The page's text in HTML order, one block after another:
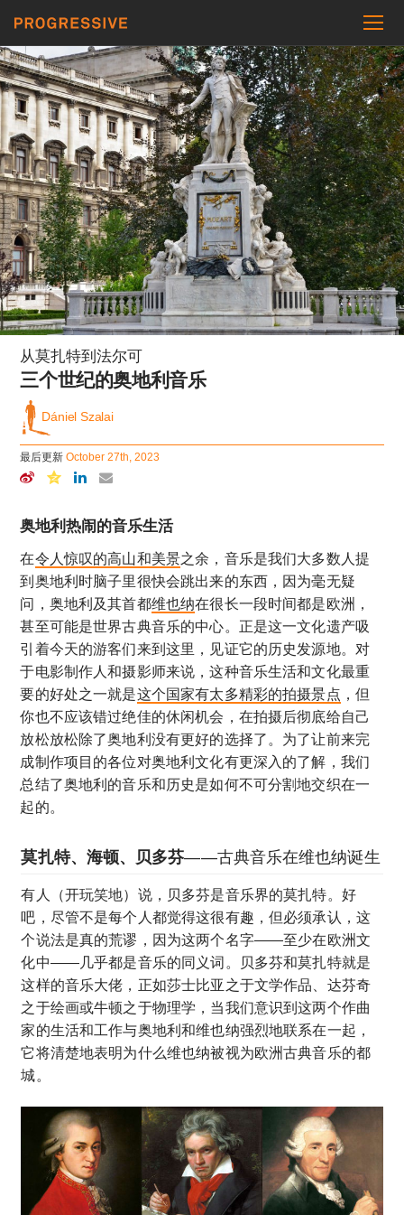
从莫扎特到法尔可
三个世纪的奥地利音乐
奥地利热闹的音乐生活
Dániel Szalai
最后更新October 27th, 2023
在令人惊叹的高山和美景之余，音乐是我们大多数人提
到奥地利时脑子里很快会跳出来的东西，因为毫无疑
问，奥地利及其首都维也纳在很长一段时间都是欧洲，
甚至可能是世界古典音乐的中心。正是这一文化遗产吸
引着今天的游客们来到这里，见证它的历史发源地。对
于电影制作人和摄影师来说，这种音乐生活和文化最重
要的好处之一就是这个国家有太多精彩的拍摄景点 ，但
你也不应该错过绝佳的休闲机会，在拍摄后彻底给自己
放松放松除了奥地利没有更好的选择了。为了让前来完
成制作项目的各位对奥地利文化有更深入的了解，我们
总结了奥地利的音乐和历史是如何不可分割地交织在一
起的。
莫扎特、海顿、贝多芬——古典音乐在维也纳诞生
有人（开玩笑地）说，贝多芬是音乐界的莫扎特。好
吧，尽管不是每个人都觉得这很有趣，但必须承认，这
个说法是真的荒谬，因为这两个名字——至少在欧洲文
化中——几乎都是音乐的同义词。贝多芬和莫扎特就是
这样的音乐大佬，正如莎士比亚之于文学作品、达芬奇
之于绘画或牛顿之于物理学，当我们意识到这两个作曲
家的生活和工作与奥地利和维也纳强烈地联系在一起，
它将清楚地表明为什么维也纳被视为欧洲古典音乐的都
城。